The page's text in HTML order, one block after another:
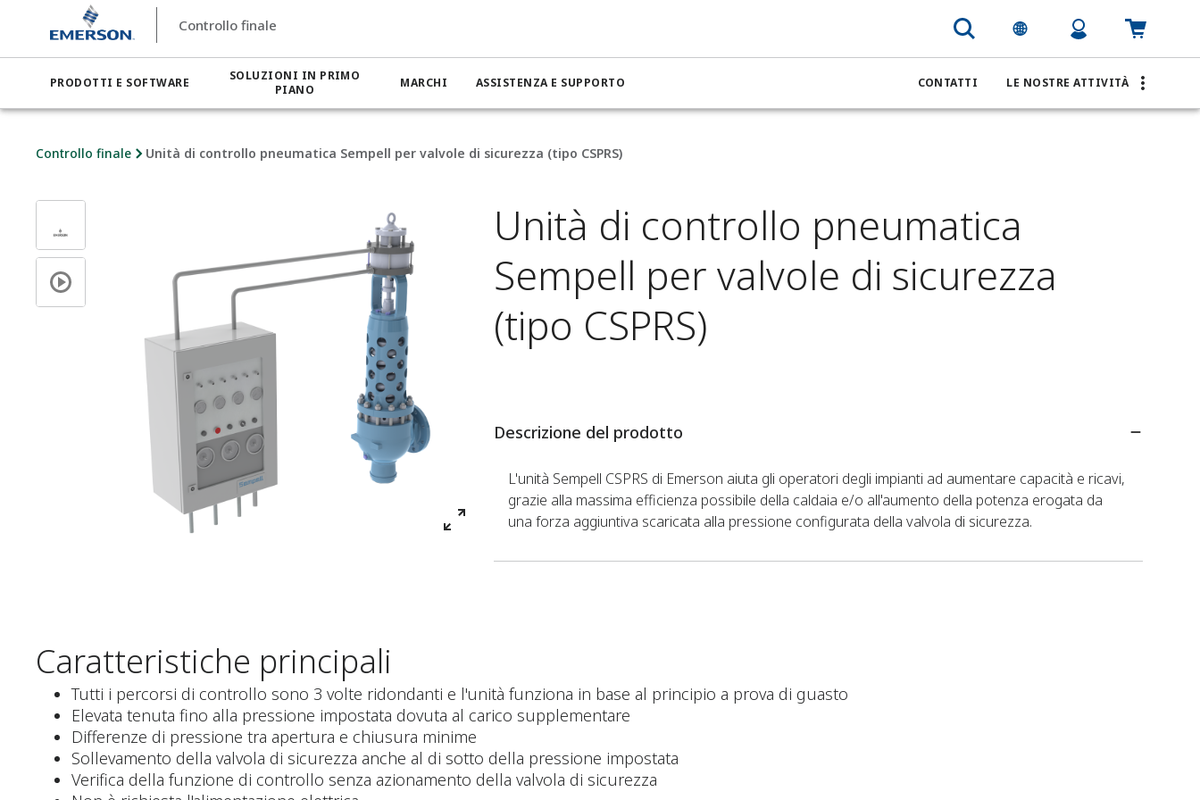
Controllo finale
PRODOTTI E SOFTWARE
SOLUZIONI IN PRIMO
PIANO
MARCHI ASSISTENZA E SUPPORTO CONTATTI LE NOSTRE ATTIVITÀ
Controllo finale Unità di controllo pneumatica Sempell per valvole di sicurezza (tipo CSPRS)
Unità di controllo pneumatica
Sempell per valvole di sicurezza
(tipo CSPRS)
Descrizione del prodotto
L'unità Sempell CSPRS di Emerson aiuta gli operatori degli impianti ad aumentare capacità e ricavi,
grazie alla massima efficienza possibile della caldaia e/o all'aumento della potenza erogata da
una forza aggiuntiva scaricata alla pressione configurata della valvola di sicurezza.
Caratteristiche principali
Tutti i percorsi di controllo sono 3 volte ridondanti e l'unità funziona in base al principio a prova di guasto
Elevata tenuta fino alla pressione impostata dovuta al carico supplementare
Differenze di pressione tra apertura e chiusura minime
Sollevamento della valvola di sicurezza anche al di sotto della pressione impostata
Verifica della funzione di controllo senza azionamento della valvola di sicurezza